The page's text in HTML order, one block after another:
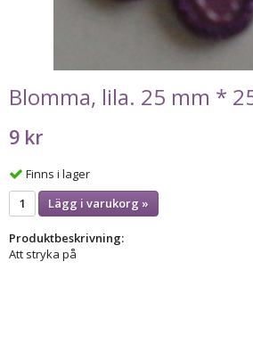
Blomma, lila. 25 mm *
9 kr
Finns i lager
Lägg i varukorg »
Produktbeskrivning:
Att stryka på